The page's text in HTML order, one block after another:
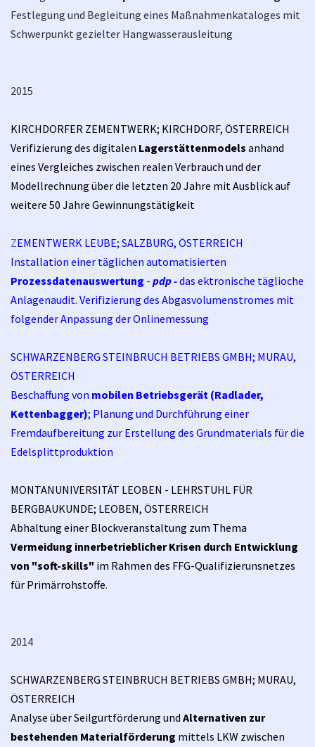
Festlegung und Begleitung eines Maßnahmenkataloges mit
Schwerpunkt gezielter Hangwasserausleitung
2015
KIRCHDORFER ZEMENTWERK; KIRCHDORF, ÖSTERREICH
Verifizierung des digitalen Lagerstättenmodels anhand
eines Vergleiches zwischen realen Verbrauch und der
Modellrechnung über die letzten 20 Jahre mit Ausblick auf
weitere 50 Jahre Gewinnungstätigkeit
ZEMENTWERK LEUBE; SALZBURG, ÖSTERREICH
Installation einer täglichen automatisierten
Prozessdatenauswertung - pdp -das ektronische täglioche
Anlagenaudit. Verifizierung des Abgasvolumenstromes mit
folgender Anpassung der Onlinemessung
SCHWARZENBERG STEINBRUCH BETRIEBS GMBH; MURAU,
ÖSTERREICH
Beschaffung von mobilen Betriebsgerät (Radlader,
Kettenbagger); Planung und Durchführung einer
Fremdaufbereitung zur Erstellung des Grundmaterials für die
Edelsplittproduktion
MONTANUNIVERSITÄT LEOBEN - LEHRSTUHL FÜR
BERGBAUKUNDE; LEOBEN, ÖSTERREICH
Abhaltung einer Blockveranstaltung zum Thema
Vermeidung innerbetrieblicher Krisen durch Entwicklung
von "soft-skills" im Rahmen des FFG-Qualifizierunsnetzes
für Primärrohstoffe.
2014
SCHWARZENBERG STEINBRUCH BETRIEBS GMBH; MURAU,
ÖSTERREICH
Analyse über Seilgurtförderung und Alternativen zur
bestehenden Materialförderung mittels LKW zwischen